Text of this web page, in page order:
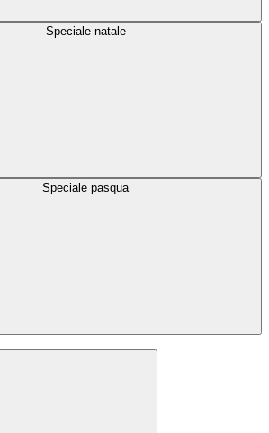
Speciale natale
Speciale pasqua